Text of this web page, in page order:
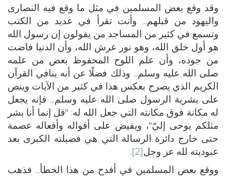
وقد وقع بعض المسلمين في مثل ما وقع فيه النصارى
واليهود من قبلهم... وأنت تقرأ في عديد من الكتب
وتسمع في كثير من المساجد من يقولون إن رسول الله
هو أول خلق الله، وهو نور عرش الله، وأن الدنيا فاضت
من جوده، وأن علم اللوح المحفوظ بعض من علمه
صلى الله عليه وسلم... وذلك فضلًا عن أنه ينافي القرآن
الكريم الذي يصرح بعكس هذا في كثير من الآيات وينص
على بشرية الرسول صلى الله عليه وسلم... فإنه يجعل
له مكانة فوق مكانته التي جعل الله له: "قل إنما أنا بشر
مثلكم يوحى إليّ"، ويفيض على أقواله وأفعاله عصمة
حتى خارج دائرة الرسالة التي هي فضيلته الكبرى بعد
عبوديته لله عز وجل[2]
.
ووقع بعض المسلمين في أفدح من هذا الخطأ... فذهب